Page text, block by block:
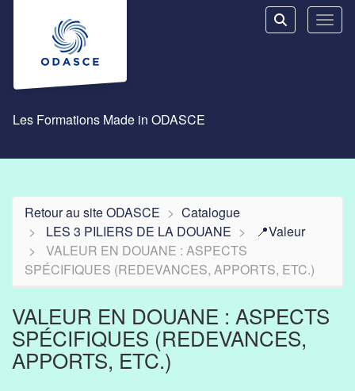
Aller au menu principal
Aller au contenu principal
Personnaliser l'interface
Rechercher
Les Formations Made in ODASCE
Retour au site ODASCE
Catalogue
LES 3 PILIERS DE LA DOUANE
📍Valeur
VALEUR EN DOUANE : ASPECTS
SPÉCIFIQUES (REDEVANCES, APPORTS, ETC.)
VALEUR EN DOUANE : ASPECTS
SPÉCIFIQUES (REDEVANCES,
APPORTS, ETC.)